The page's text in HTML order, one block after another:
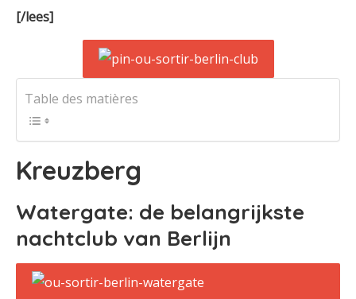
[/lees]
Table des matières
Kreuzberg
Watergate: de belangrijkste
nachtclub van Berlijn